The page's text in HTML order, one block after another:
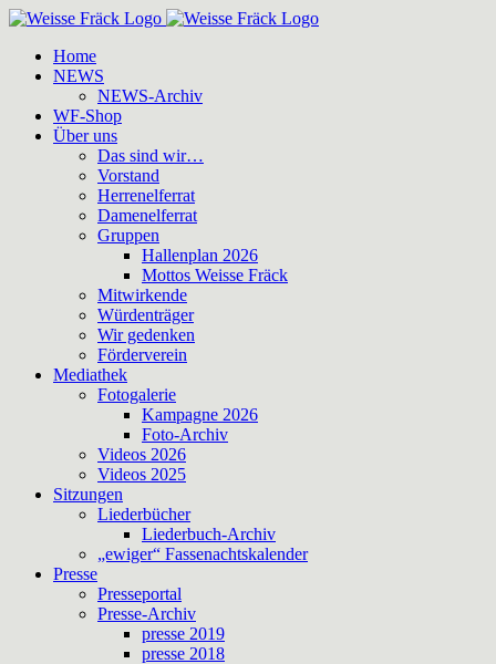
Zum
springenHome
NEWS
NEWS-Archiv
WF-Shop
Über uns
Das sind wir…
Vorstand
Herrenelferrat
Damenelferrat
Gruppen
Hallenplan 2026
Mottos Weisse Fräck
Mitwirkende
Würdenträger
Wir gedenken
Förderverein
Mediathek
Fotogalerie
Kampagne 2026
Foto-Archiv
Videos 2026
Videos 2025
Sitzungen
Liederbücher
Liederbuch-Archiv
„ewiger“ Fassenachtskalender
Presse
Presseportal
Presse-Archiv
presse 2019
presse 2018